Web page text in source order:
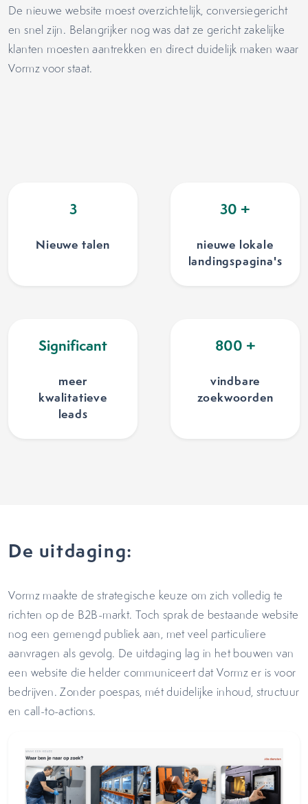
De nieuwe website moest overzichtelijk, conversiegericht
en snel zijn. Belangrijker nog was dat ze gericht zakelijke
klanten moesten aantrekken en direct duidelijk maken waar
Vormz voor staat.
3
Nieuwe talen
30 +
nieuwe lokale
landingspagina's
Significant
meer
kwalitatieve
leads
800 +
vindbare
zoekwoorden
De uitdaging:
Vormz maakte de strategische keuze om zich volledig te
richten op de B2B-markt. Toch sprak de bestaande website
nog een gemengd publiek aan, met veel particuliere
aanvragen als gevolg. De uitdaging lag in het bouwen van
een website die helder communiceert dat Vormz er is voor
bedrijven. Zonder poespas, mét duidelijke inhoud, structuur
en call-to-actions.